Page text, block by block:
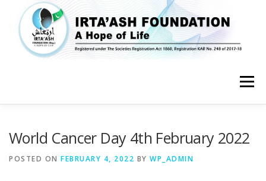
Menu
World Cancer Day 4th February 2022
POSTED ON FEBRUARY 4, 2022 BY WP_ADMIN